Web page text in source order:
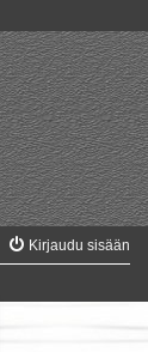
Kirjaudu sisään